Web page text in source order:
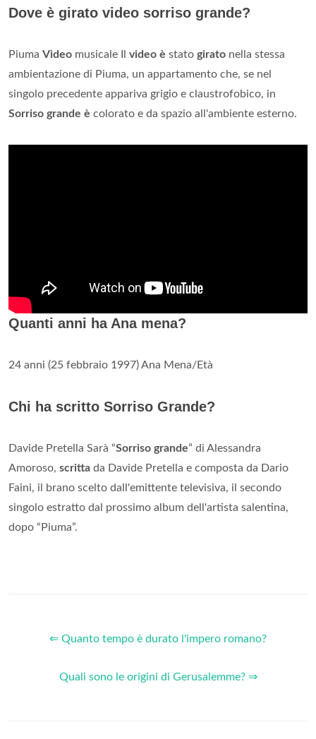
Dove è girato video sorriso grande?
Piuma Video musicale Il video è stato girato nella stessa
ambientazione di Piuma, un appartamento che, se nel
singolo precedente appariva grigio e claustrofobico, in
Sorriso grande è colorato e da spazio all'ambiente esterno.
Quanti anni ha Ana mena?
24 anni (25 febbraio 1997) Ana Mena/Età
Chi ha scritto Sorriso Grande?
Davide Pretella Sarà “Sorriso grande” di Alessandra
Amoroso, scritta da Davide Pretella e composta da Dario
Faini, il brano scelto dall'emittente televisiva, il secondo
singolo estratto dal prossimo album dell'artista salentina,
dopo “Piuma”.
⇐ Quanto tempo è durato l'impero romano?
Quali sono le origini di Gerusalemme? ⇒